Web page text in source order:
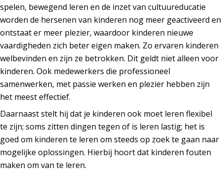
spelen, bewegend leren en de inzet van cultuureducatie
worden de hersenen van kinderen nog meer geactiveerd en
ontstaat er meer plezier, waardoor kinderen nieuwe
vaardigheden zich beter eigen maken. Zo ervaren kinderen
welbevinden en zijn ze betrokken. Dit geldt niet alleen voor
kinderen. Ook medewerkers die professioneel
samenwerken, met passie werken en plezier hebben zijn
het meest effectief.
Daarnaast stelt hij dat je kinderen ook moet leren flexibel
te zijn; soms zitten dingen tegen of is leren lastig; het is
goed om kinderen te leren om steeds op zoek te gaan naar
mogelijke oplossingen. Hierbij hoort dat kinderen fouten
maken om van te leren.